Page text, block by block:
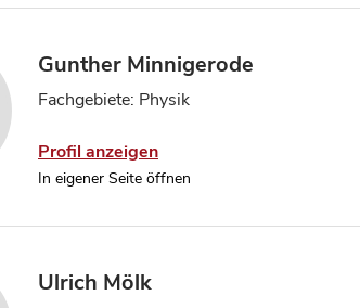
Gunther Minnigerode
Fachgebiete: Physik
Profil anzeigen
In eigener Seite öffnen
Ulrich Mölk